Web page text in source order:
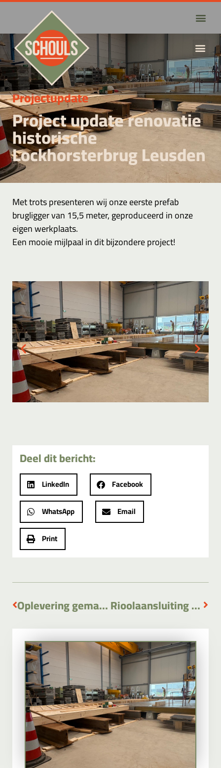
Projectupdate
Project update renovatie
historische
Lockhorsterbrug Leusden
Met trots presenteren wij onze eerste prefab
brugligger van 15,5 meter, geproduceerd in onze
eigen werkplaats.
Een mooie mijlpaal in dit bijzondere project!
Deel dit bericht:
LinkedIn
Facebook
WhatsApp
Email
Print
Oplevering gemaal Achterhof Waddinxveen Rioolaansluiting Damveste